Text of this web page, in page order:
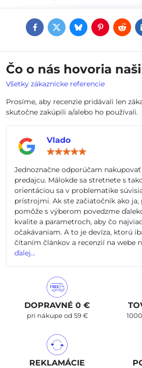
FacebookTwitterBlueskyPinterest
Čo o nás hovoria
Všetky zákaznícke referencie
Prosíme, aby recenzie pridávali len
skutočne zakúpili a/alebo ho používali.
Vlado
5
Jednoznačne odporúčam
predajcu. Málokde sa stretnete s
orientáciou sa v problematike
prístrojmi. Ak ste začiatočník ako ja,
pomôže s výberom povedzme
kvalite a parametroch, aby čo
očakávaniam. A to je devíza, ktorú
čítaním článkov a recenzií na webe
ďalej...
DOPRAVNÉ 0 €
pri nákupe od 59 €
REKLAMÁCIE